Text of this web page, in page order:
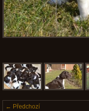
← Předchozí